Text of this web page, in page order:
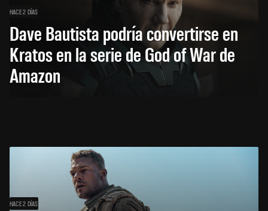
HACE 2 DÍAS
Dave Bautista podría convertirse en
Kratos en la serie de God of War de
Amazon
HACE 2 DÍAS